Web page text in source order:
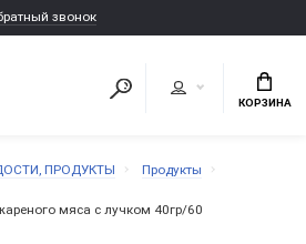
звонок
КОРЗИНА
ПРОДУКТЫ
Продукты
мяса с лучком 40гр/60